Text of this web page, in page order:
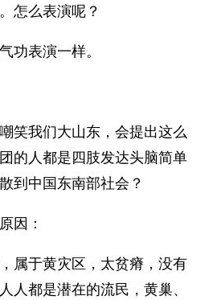
怎么表演呢？
功表演一样。
笑我们大山东，会提出这么
的人都是四肢发达头脑简单
到中国东南部社会？
因：
属于黄灾区，太贫瘠，没有
人都是潜在的流民，黄巢、